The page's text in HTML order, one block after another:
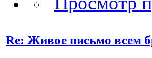
Re: Живое письмо всем